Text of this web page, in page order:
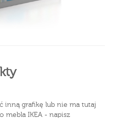
inną grafikę lub nie ma tutaj
mebla IKEA - napisz